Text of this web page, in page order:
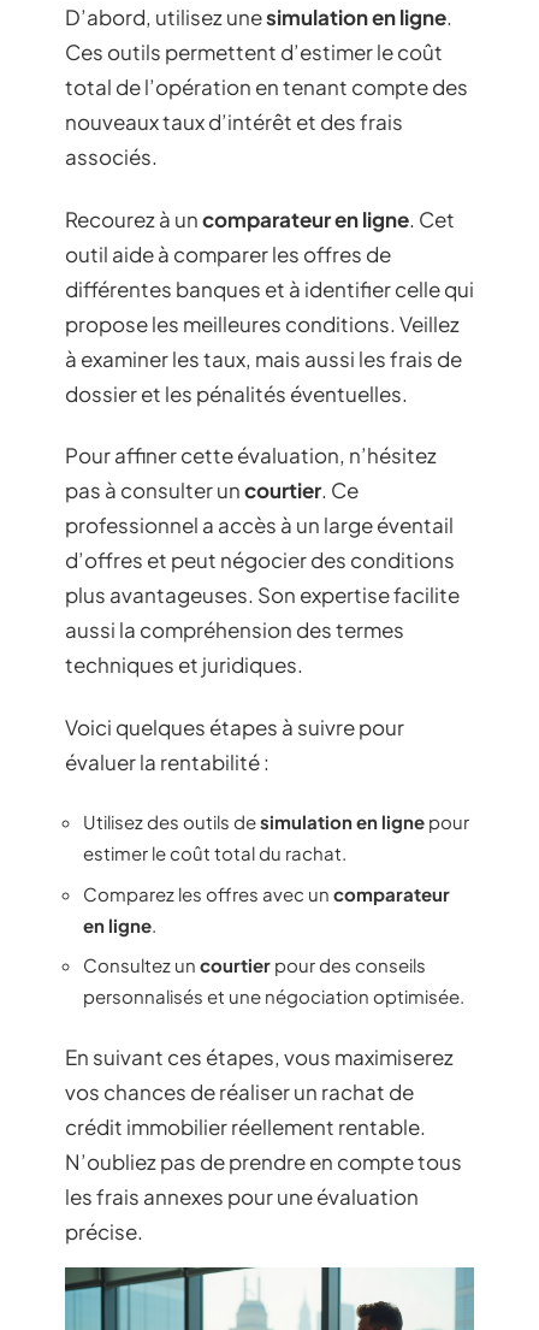
D’abord, utilisez unesimulation en ligne.
Ces outils permettent d’estimer le coût
total de l’opération en tenant compte des
nouveaux taux d’intérêt et des frais
associés.
Recourez à uncomparateur en ligne. Cet
outil aide à comparer les offres de
différentes banques et à identifier celle qui
propose les meilleures conditions. Veillez
à examiner les taux, mais aussi les frais de
dossier et les pénalités éventuelles.
Pour affiner cette évaluation, n’hésitez
pas à consulter uncourtier. Ce
professionnel a accès à un large éventail
d’offres et peut négocier des conditions
plus avantageuses. Son expertise facilite
aussi la compréhension des termes
techniques et juridiques.
Voici quelques étapes à suivre pour
évaluer la rentabilité :
Utilisez des outils desimulation en ligne pour
estimer le coût total du rachat.
Comparez les offres avec un comparateur
en ligne
Consultez un courtier pour des conseils
personnalisés et une négociation optimisée.
En suivant ces étapes, vous maximiserez
vos chances de réaliser un rachat de
crédit immobilier réellement rentable.
N’oubliez pas de prendre en compte tous
les frais annexes pour une évaluation
précise.